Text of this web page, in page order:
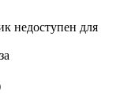
недоступен для